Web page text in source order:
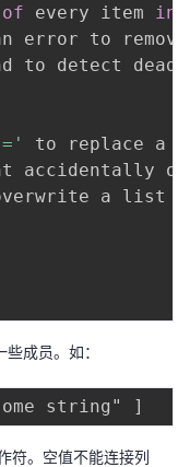
of every item in
error to
to detect
to replace a
accidentally
a list
成员。如：
符。空值不能连接列